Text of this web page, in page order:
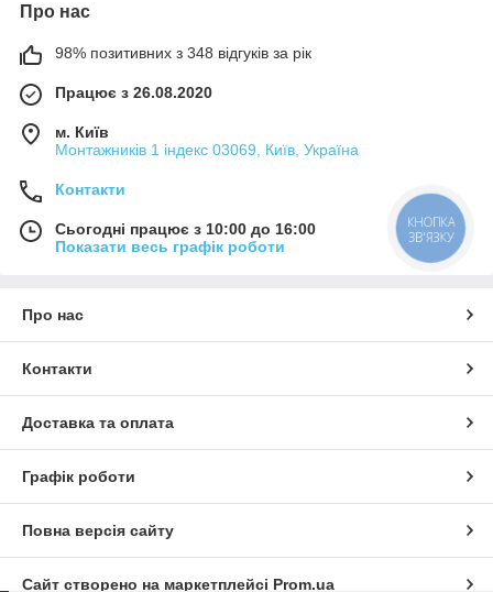
Про нас
98% позитивних з 348 відгуків за рік
Працює з 26.08.2020
м. Київ
Монтажників 1 індекс 03069, Київ, Україна
Контакти
Сьогодні працює з 10:00 до 16:00
Показати весь графік роботи
Про нас
Контакти
Доставка та оплата
Графік роботи
Повна версія сайту
Сайт створено на маркетплейсі Prom.ua
КНОПКА
ЗВ'ЯЗКУ